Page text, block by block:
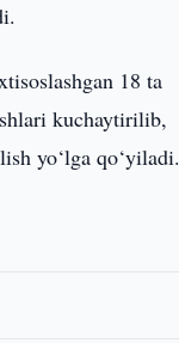
18 ta
kuchaytirilib,
yo‘lga qo‘yiladi.